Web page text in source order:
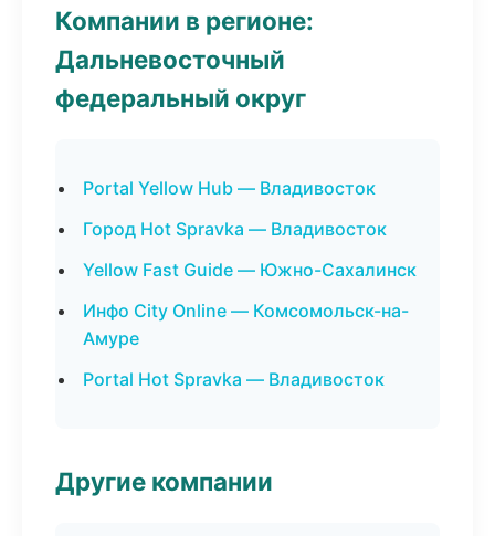
Компании в регионе:
Дальневосточный
федеральный округ
Portal Yellow Hub — Владивосток
Город Hot Spravka — Владивосток
Yellow Fast Guide — Южно-Сахалинск
Инфо City Online — Комсомольск-на-
Амуре
Portal Hot Spravka — Владивосток
Другие компании